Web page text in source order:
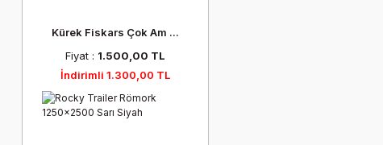
Kürek Fiskars Çok Am ...
Fiyat : 1.500,00 TL
İndirimli 1.300,00 TL